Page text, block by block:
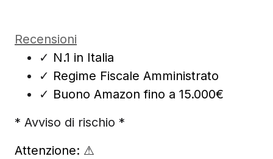
Recensioni
✓ N.1 in Italia
✓ Regime Fiscale Amministrato
✓ Buono Amazon fino a 15.000€
* Avviso di rischio *
Attenzione: ⚠